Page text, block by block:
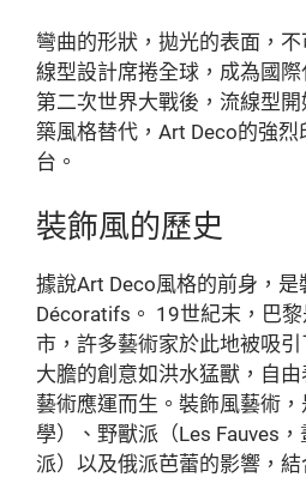
彎曲的形狀，拋光的表面，
線型設計席捲全球，成為國際
第二次世界大戰後，流線型
築風格替代，Art Deco的強
台。
裝飾風的歷史
據說Art Deco風格的前身，
Décoratifs。 19世紀末，巴
市，許多藝術家於此地被吸引
大膽的創意如洪水猛獸，自
藝術應運而生。裝飾風藝術
學）、野獸派（Les Fauves
派）以及俄派芭蕾的影響，